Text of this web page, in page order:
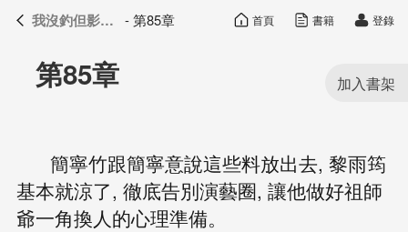
我沒釣但影帝真香了 目錄
第85章
簡寧竹跟簡寧意說這些料放出去, 黎雨筠
基本就涼了, 徹底告別演藝圈, 讓他做好祖師
爺一角換人的心理準備。
我沒釣但影帝真香了 - 第85章 首頁 書籍 登錄